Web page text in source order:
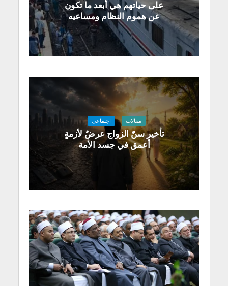
على حياتهم هي أبعد ما تكون
عن هموم النظام ومساعيه
مقالات اجتماعي
تأخير سنّ الزواج عرضٌ لأزمةٍ
أعمق في جسد الأمة